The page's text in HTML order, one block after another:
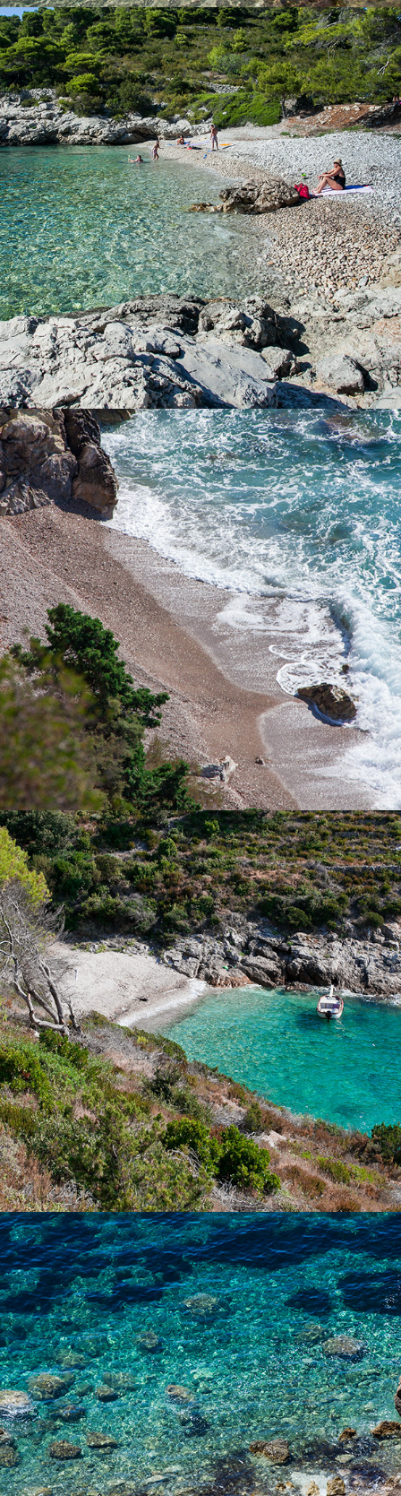
PLAŽA BARJOŠKA
Plaža Barjoška nalazi se nedaleko od komiže, svega 5 minuta
vožnje s našim taxi brodom. Plaža Barjoška prekasna je plaža s
velikom hladovinom i prekrasnim bistrim morem. Dobila je ime
po dva otočića koja se nalaze neposredno u blizini. To su veliki i
mali Barjak. Plaža Bajoška poznata je po tome što se uz plažu
nalazi ex-vojna baterija Barjaci. Obratite nam se s povjerenjem i
unajmite bod kod nas ili rezervirajte taxi brod.
x
PLAŽA PIZDICA
Plaža Pizdica jedna je od najljepših plaža unutar komiške uvale.
Idealna je za cijelodnevni izlet obitelji s djecom u vrijeme vrućih
ljetnih dana. Bogata je prirodnim izvorima vode. Vožnja do plaže
traje 5 minuta iz Komiže.
x
PLAŽA ŽUKAMICE
Plaža Žukamice udaljena je svega 10 minuta vožnje s našim
brzim taxi brodom. To je manja plaža idealna za obiteljsko
druženje i uživanje u bistrom moru.
x
NUDISTIČKA PLAŽA :)
FKK plaža je nudistička plaža, natkrivena tamarisom. Ova plaža
udaljena je svega par minuta iz Komiže našim brzim taxi
brodom.
x